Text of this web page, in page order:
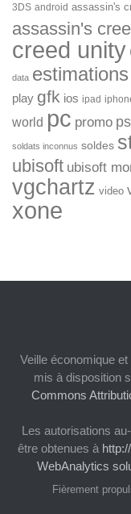
3DS android assassin's
assassin's
creed unity
data estimations
play gfk ios ipad
world pc promo
soldats inconnus soldes
ubisoft ubisoft
vgchartz video
xone
Veille économique
mis à disposition
Commons
Les autorisations
être obtenues à
WebAnalytics
Fièrement